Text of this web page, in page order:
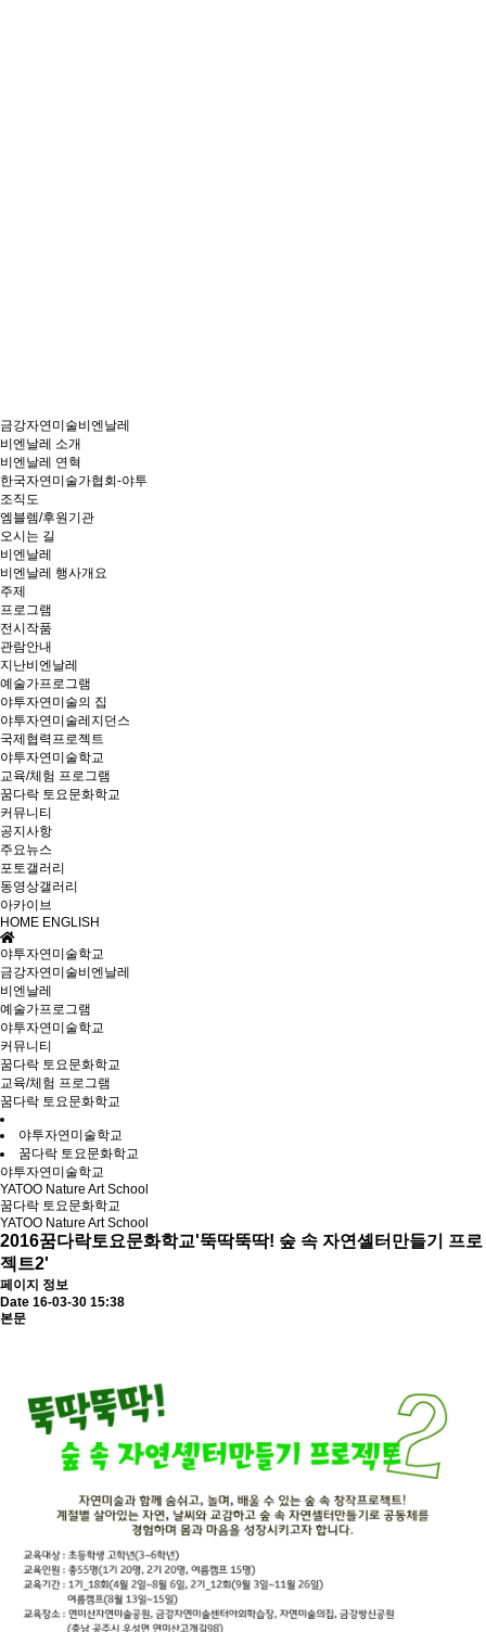
금강자연미술비엔날레
비엔날레 소개
비엔날레 연혁
한국자연미술가협회-야투
조직도
엠블렘/후원기관
오시는 길
비엔날레
비엔날레 행사개요
주제
프로그램
전시작품
관람안내
지난비엔날레
예술가프로그램
야투자연미술의 집
야투자연미술레지던스
국제협력프로젝트
야투자연미술학교
교육/체험 프로그램
꿈다락 토요문화학교
커뮤니티
공지사항
주요뉴스
포토갤러리
동영상갤러리
아카이브
HOME ENGLISH
야투자연미술학교
금강자연미술비엔날레
비엔날레
예술가프로그램
야투자연미술학교
커뮤니티
꿈다락 토요문화학교
교육/체험 프로그램
꿈다락 토요문화학교
야투자연미술학교
꿈다락 토요문화학교
야투자연미술학교
YATOO Nature Art School
꿈다락 토요문화학교
YATOO Nature Art School
2016꿈다락토요문화학교'뚝딱뚝딱! 숲 속 자연셸터만들기 프로
젝트2'
페이지 정보
Date 16-03-30 15:38
본문